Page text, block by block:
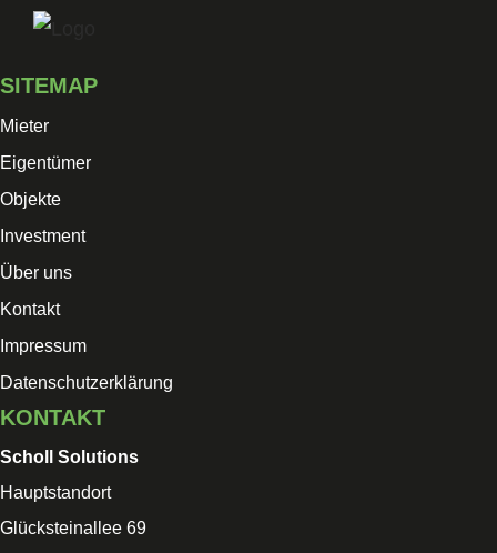
Skip
content
SITEMAP
Mieter
Eigentümer
Objekte
Investment
Über uns
Kontakt
Impressum
Datenschutzerklärung
KONTAKT
Scholl Solutions
Hauptstandort
Glücksteinallee 69